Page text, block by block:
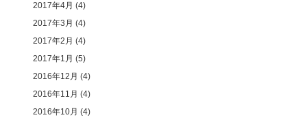
2017年4月 (4)
2017年3月 (4)
2017年2月 (4)
2017年1月 (5)
2016年12月 (4)
2016年11月 (4)
2016年10月 (4)